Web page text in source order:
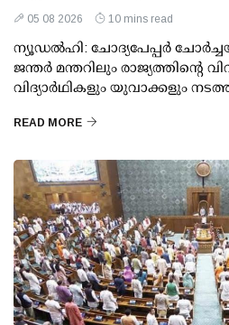
05 08 2026 10 mins read
ന്യൂഡല്‍ഹി: ചോദ്യപേപ്പര്‍
ജന്തര്‍ മന്തറിലും രാജ്യത്തിന്റെ
വിദ്യാര്‍ഥികളും യുവാക്കളും
READ MORE